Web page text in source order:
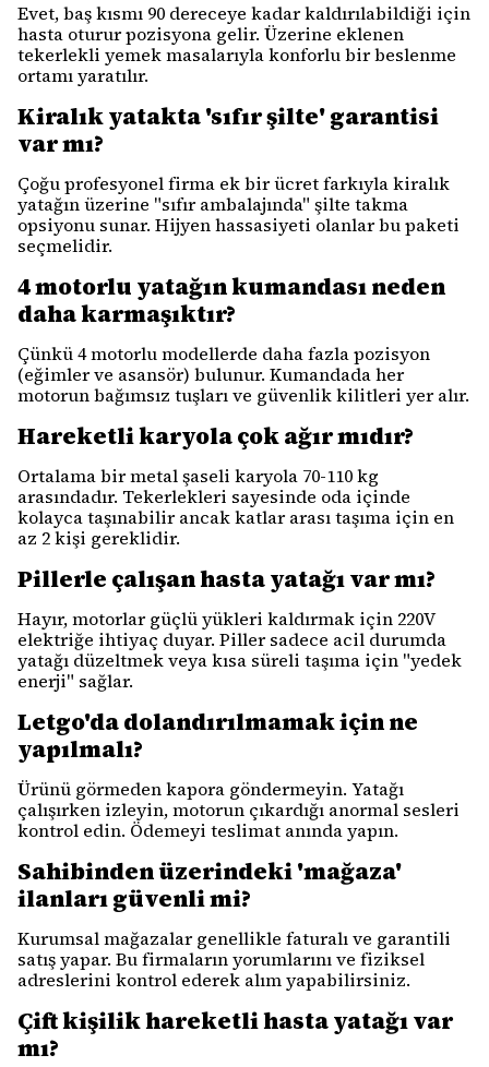
Evet, baş kısmı 90 dereceye kadar kaldırılabildiği için
hasta oturur pozisyona gelir. Üzerine eklenen
tekerlekli yemek masalarıyla konforlu bir beslenme
ortamı yaratılır.
Kiralık yatakta 'sıfır şilte' garantisi
var mı?
Çoğu profesyonel firma ek bir ücret farkıyla kiralık
yatağın üzerine "sıfır ambalajında" şilte takma
opsiyonu sunar. Hijyen hassasiyeti olanlar bu paketi
seçmelidir.
4 motorlu yatağın kumandası neden
daha karmaşıktır?
Çünkü 4 motorlu modellerde daha fazla pozisyon
(eğimler ve asansör) bulunur. Kumandada her
motorun bağımsız tuşları ve güvenlik kilitleri yer alır.
Hareketli karyola çok ağır mıdır?
Ortalama bir metal şaseli karyola 70-110 kg
arasındadır. Tekerlekleri sayesinde oda içinde
kolayca taşınabilir ancak katlar arası taşıma için en
az 2 kişi gereklidir.
Pillerle çalışan hasta yatağı var mı?
Hayır, motorlar güçlü yükleri kaldırmak için 220V
elektriğe ihtiyaç duyar. Piller sadece acil durumda
yatağı düzeltmek veya kısa süreli taşıma için "yedek
enerji" sağlar.
Letgo'da dolandırılmamak için ne
yapılmalı?
Ürünü görmeden kapora göndermeyin. Yatağı
çalışırken izleyin, motorun çıkardığı anormal sesleri
kontrol edin. Ödemeyi teslimat anında yapın.
Sahibinden üzerindeki 'mağaza'
ilanları güvenli mi?
Kurumsal mağazalar genellikle faturalı ve garantili
satış yapar. Bu firmaların yorumlarını ve fiziksel
adreslerini kontrol ederek alım yapabilirsiniz.
Çift kişilik hareketli hasta yatağı var
mı?